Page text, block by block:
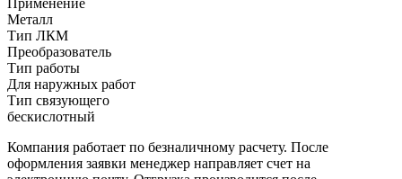
Металл
Тип ЛКМ
Преобразователь
Тип работы
Для наружных работ
Тип связующего
бескислотный
Компания работает по безналичному расчету. После
оформления заявки менеджер направляет счет на